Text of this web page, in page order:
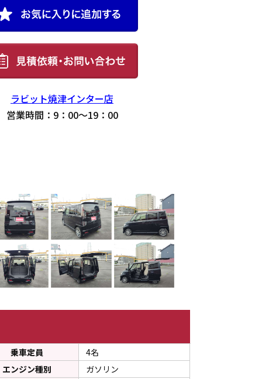
年式
2012
走行距離（km）
83,000
ラビット焼津インター店
営業時間：9：00～19：00
乗車定員
4名
エンジン種別
ガソリン